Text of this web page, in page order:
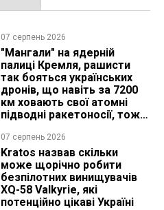
07 серпень 2026
"Мангали" на ядерній
палиці Кремля, рашисти
так бояться українських
дронів, що навіть за 7200
км ховають свої атомні
підводні ракетоносії, тож
07 серпень 2026
Kratos назвав скільки
може щорічно робити
безпілотних винищувачів
XQ-58 Valkyrie, які
потенційно цікаві Україні